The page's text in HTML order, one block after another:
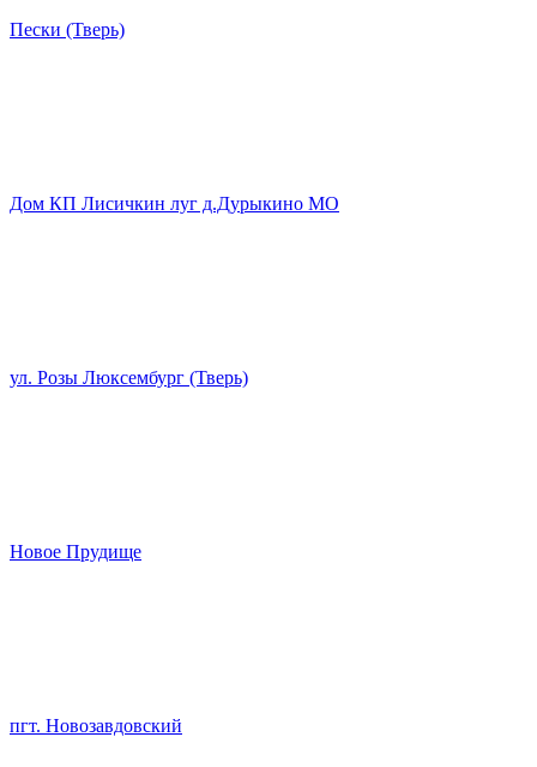
Пески (Тверь)
Дом КП Лисичкин луг д.Дурыкино МО
ул. Розы Люксембург (Тверь)
Новое Прудище
пгт. Новозавдовский